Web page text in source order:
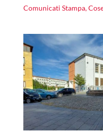
Comunicati Stampa,